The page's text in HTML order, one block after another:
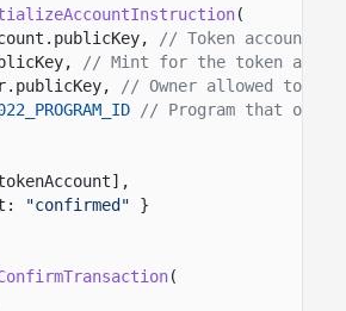
(
// Token account
// Mint for the token
// Owner allowed to
// Program that owns
"confirmed"
}
(